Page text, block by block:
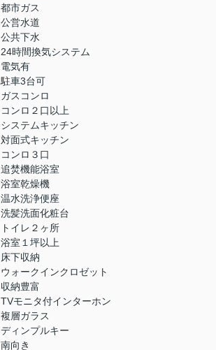
都市ガス
公営水道
公共下水
24時間換気システム
電気有
駐車3台可
ガスコンロ
コンロ２口以上
システムキッチン
対面式キッチン
コンロ３口
追焚機能浴室
浴室乾燥機
温水洗浄便座
洗髪洗面化粧台
トイレ２ヶ所
浴室１坪以上
床下収納
ウォークインクロゼット
収納豊富
TVモニタ付インターホン
複層ガラス
ディンプルキー
南向き